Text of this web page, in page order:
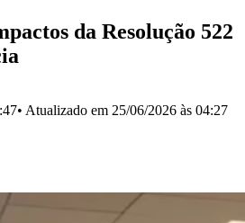
da sua região
CentroChácaras MarcoCidades da
Paulista Jardim Reginalice
da Resolução 522
• Atualizado em 25/06/2026 às 04:27